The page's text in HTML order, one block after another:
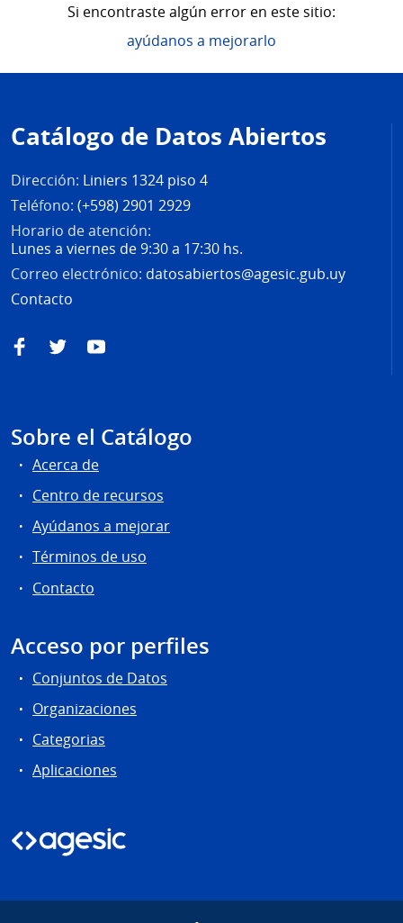
Si encontraste algún error en este sitio:
ayúdanos a mejorarlo
de
página
Catálogo de Datos Abiertos
Dirección: Liniers 1324 piso 4
Teléfono: (+598) 2901 2929
Horario de atención:
Lunes a viernes de 9:30 a 17:30 hs.
Correo electrónico: datosabiertos@agesic.gub.uy
Contacto
FacebookTwitterYouTube
Sobre el Catálogo
Acerca de
Centro de recursos
Ayúdanos a mejorar
Términos de uso
Contacto
Acceso por perfiles
Conjuntos de Datos
Organizaciones
Categorias
Aplicaciones